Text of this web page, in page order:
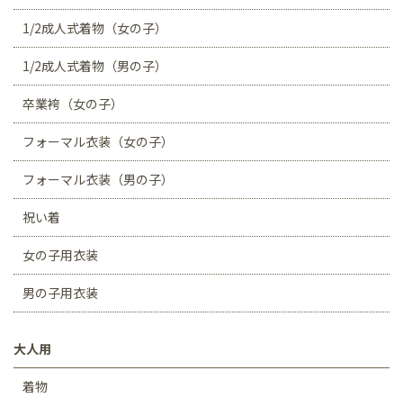
1/2成人式着物（女の子）
1/2成人式着物（男の子）
卒業袴（女の子）
フォーマル衣装（女の子）
フォーマル衣装（男の子）
祝い着
女の子用衣装
男の子用衣装
大人用
着物